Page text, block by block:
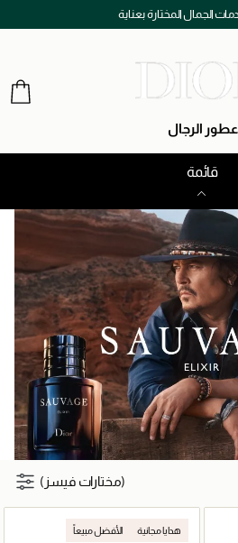
الجمال المختارة بعناية
عطور الرجال
قائمة
عطور النساء
عطور الرجال
المكياج
العناية بالبشرة
(مختارات فيسز)
هدايا مجانية الأفضل مبيعاً